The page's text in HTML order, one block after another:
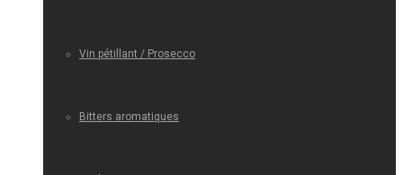
Vin pétillant / Prosecco
Bitters aromatiques